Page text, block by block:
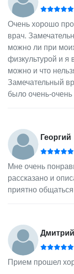
Очень хорошо
врач.
можно ли при
физкультурой и я
можно и что
Замечательный
было очень-
Георгий
Мне очень
рассказано и
приятно
Дмитрий
Прием прошел